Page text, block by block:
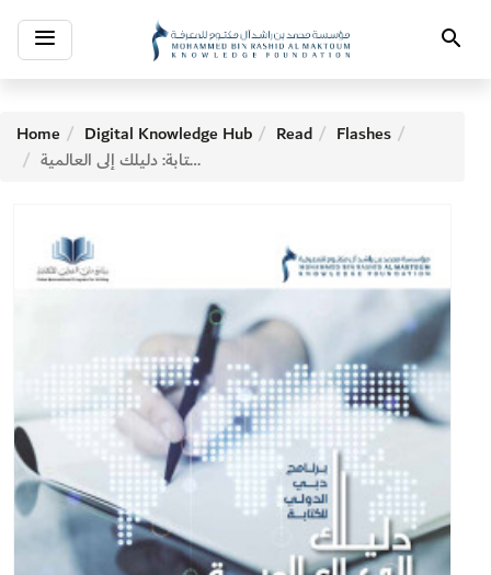
Toggle
navigation Search
Home Digital Knowledge Hub Read
Flashes
برنامج دبي الدولي للكتابة: دليلك إلى العالمية